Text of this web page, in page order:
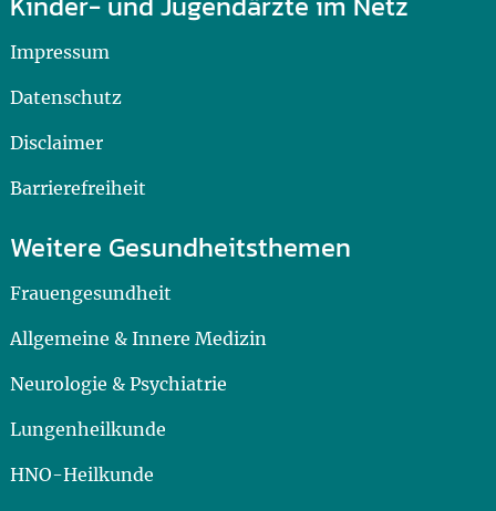
Impressum
Datenschutz
Disclaimer
Barrierefreiheit
Weitere Gesundheitsthemen
Frauengesundheit
Allgemeine & Innere Medizin
Neurologie & Psychiatrie
Lungenheilkunde
HNO-Heilkunde